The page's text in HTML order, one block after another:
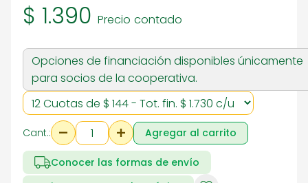
$ 1.390 Precio contado
Opciones de financiación disponibles únicamente
para socios de la cooperativa.
Cant.: Agregar al carrito
Conocer las formas de envío